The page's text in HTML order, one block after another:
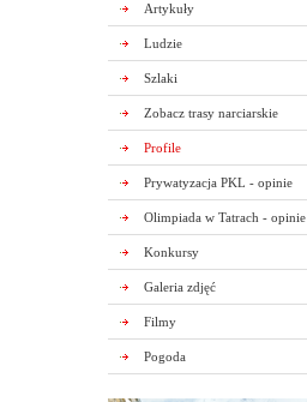
Artykuły
Ludzie
Szlaki
Zobacz trasy narciarskie
Profile
Prywatyzacja PKL - opinie
Olimpiada w Tatrach - opinie
Konkursy
Galeria zdjęć
Filmy
Pogoda